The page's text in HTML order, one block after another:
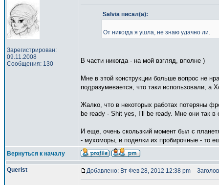
Зарегистрирован:
09.11.2008
Сообщения: 130
Salvia писал(а):
От никогда я ушла, не знаю удачно ли.
В части никогда - на мой взгляд, вполне )
Мне в этой конструкции больше вопрос не
подразумевается, что таки использовали, а
Жалко, что в некоторых работах потеряны
be ready - Shit yes, I’ll be ready. Мне они так в
И еще, очень скользкий момент был с
- мухоморы, и поделки их пробирочные - то
Вернуться к началу
Querist Добавлено: Вт Фев 28, 2012 12:38 pm